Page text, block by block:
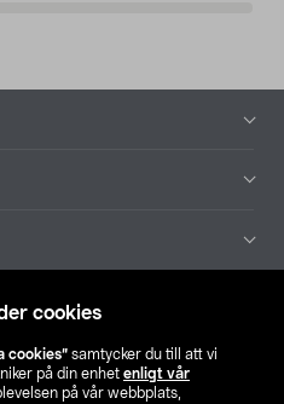
cookies
cookies” samtycker du till att vi
på din enhet enligt vår
på vår webbplats,